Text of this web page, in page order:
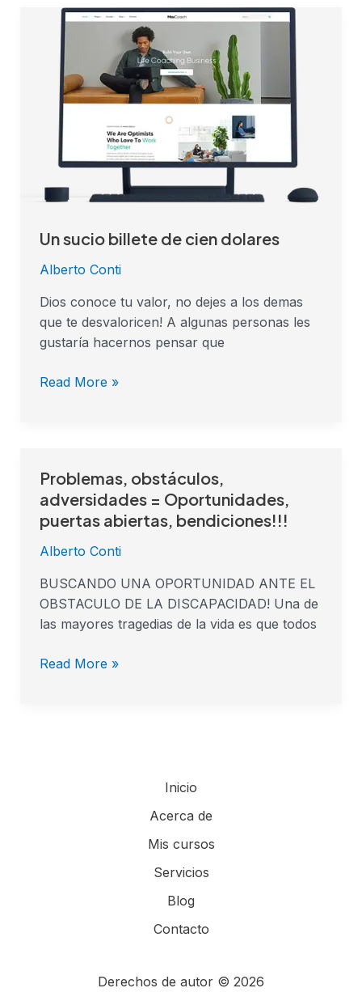
Un sucio billete de cien dolares
Alberto Conti
Dios conoce tu valor, no dejes a los demas
que te desvaloricen! A algunas personas les
gustaría hacernos pensar que
sucio
billete
cien
dolares
Read More »
Problemas, obstáculos,
adversidades = Oportunidades,
puertas abiertas, bendiciones!!!
Alberto Conti
BUSCANDO UNA OPORTUNIDAD ANTE EL
OBSTACULO DE LA DISCAPACIDAD! Una de
las mayores tragedias de la vida es que todos
Problemas,
obstáculos,
adversidades
Oportunidades,
puertas
abiertas,
bendiciones!!!
Read More »
Inicio
Acerca de
Mis cursos
Servicios
Blog
Contacto
Derechos de autor © 2026